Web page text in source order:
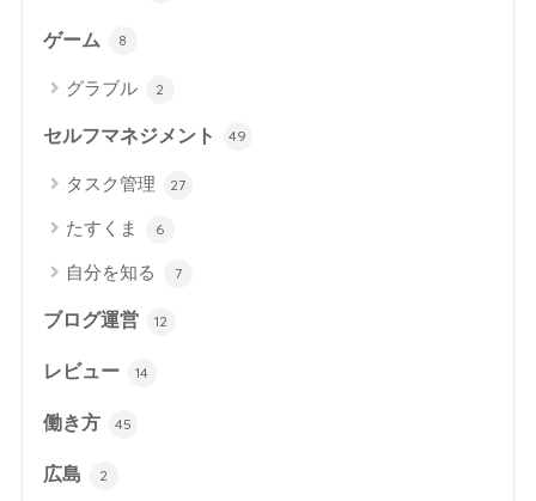
ゲーム 8
グラブル 2
セルフマネジメント 49
タスク管理 27
たすくま 6
自分を知る 7
ブログ運営 12
レビュー 14
働き方 45
広島 2